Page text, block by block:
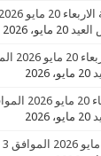
20 مايو، 2026
20 مايو، 2026
20 مايو، 2026